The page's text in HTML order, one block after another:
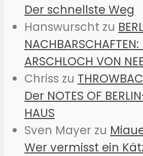
Der schnellste Weg
Hanswurscht zu
NACHBARSCHAFTEN:
ARSCHLOCH VON
Chriss zu
Der NOTES OF
HAUS
Sven Mayer zu
Wer vermisst ein